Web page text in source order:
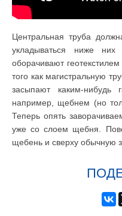
Центральная труба
укладываться ниже
оборачивают
того как магистральную
засыпают каким-нибудь
например, щебнем (но
Теперь опять
уже со слоем щебня.
щебень и сверху обычную